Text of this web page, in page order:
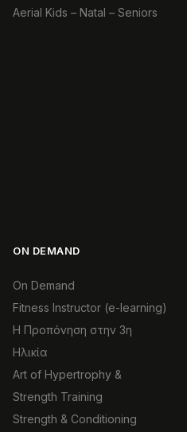
Aerial Kids – Natal – Seniors
ON DEMAND
On Demand
Fitness Instructor (e-learning)
Η Προπόνηση στην 3η
Ηλικία
Art of Hypertrophy &
Strength Training
Strength & Conditioning